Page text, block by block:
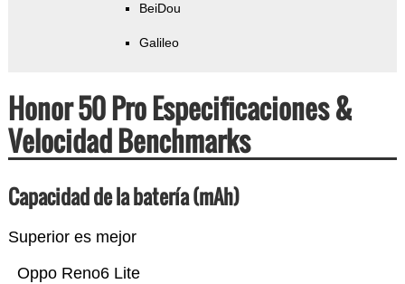
BeiDou
Galileo
Honor 50 Pro Especificaciones &
Velocidad Benchmarks
Capacidad de la batería (mAh)
Superior es mejor
Oppo Reno6 Lite